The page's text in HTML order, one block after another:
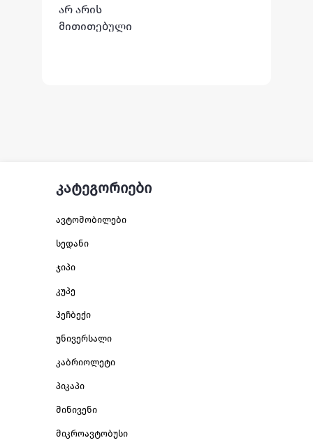
არ არის
მითითებული
კატეგორიები
ავტომობილები
სედანი
ჯიპი
კუპე
ჰეჩბექი
უნივერსალი
კაბრიოლეტი
პიკაპი
მინივენი
მიკროავტობუსი